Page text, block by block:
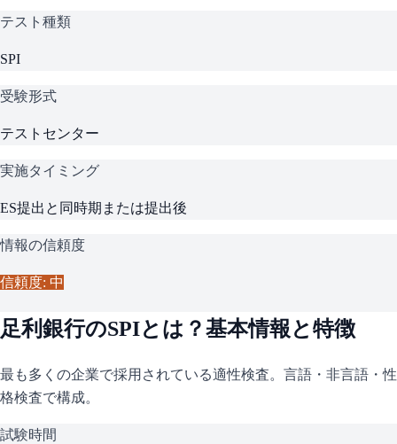
テスト種類
SPI
受験形式
テストセンター
実施タイミング
ES提出と同時期または提出後
情報の信頼度
信頼度: 中
足利銀行のSPIとは？基本情報と特徴
最も多くの企業で採用されている適性検査。言語・非言語・性
格検査で構成。
試験時間